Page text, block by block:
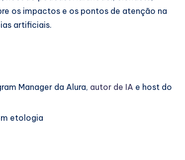
os impactos e os pontos de atenção na
artificiais.
Manager da Alura, ⁠⁠autor de IA⁠⁠ e host do
etologia